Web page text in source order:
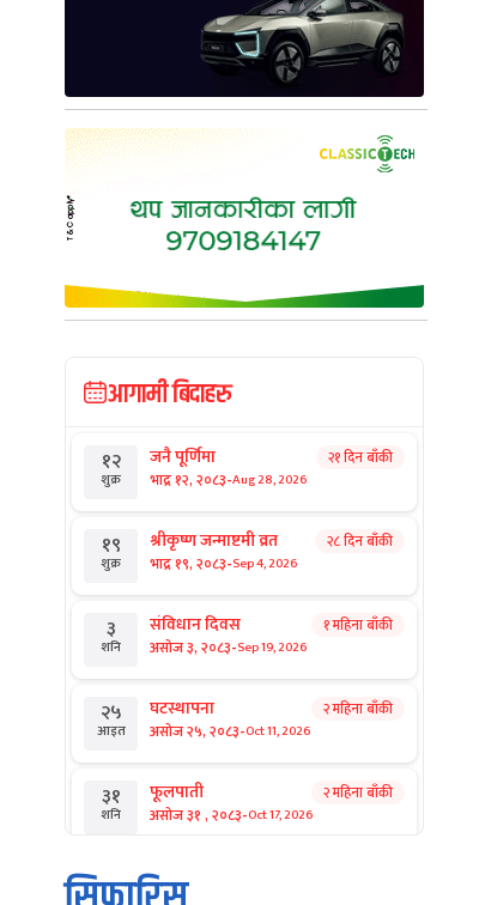
आगामी बिदाहरु
१२
शुक्र
जनै पूर्णिमा
भाद्र १२, २०८३-Aug 28, 2026
२१ दिन बाँकी
१९
शुक्र
श्रीकृष्ण जन्माष्टमी व्रत
भाद्र १९, २०८३-Sep 4, 2026
२८ दिन बाँकी
३
शनि
संविधान दिवस
असोज ३, २०८३-Sep 19, 2026
१ महिना बाँकी
२५
आइत
घटस्थापना
असोज २५, २०८३-Oct 11, 2026
२ महिना बाँकी
३१
शनि
फूलपाती
असोज ३१ , २०८३-Oct 17, 2026
२ महिना बाँकी
१
आइत
कार्तिक सङ्क्रान्ति
कार्तिक १, २०८३